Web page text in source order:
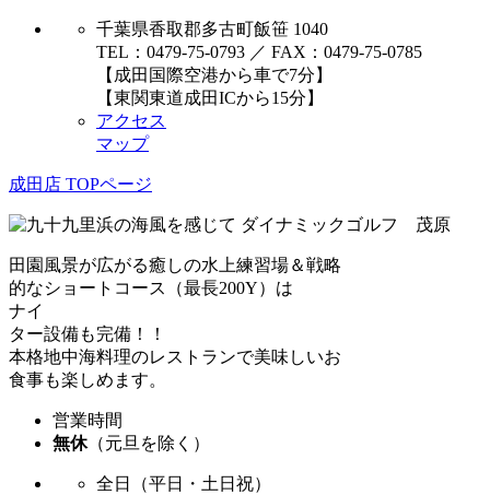
千葉県香取郡多古町飯笹 1040
TEL：0479-75-0793 ／ FAX：0479-75-0785
【成田国際空港から車で7分】
【東関東道成田ICから15分】
アクセス
マップ
成田店 TOPページ
田園風景が広がる癒しの水上練習場＆戦略
的なショートコース（最長200Y）は
ナイ
ター設備も完備！！
本格地中海料理のレストランで美味しいお
食事も楽しめます。
営業時間
無休（元旦を除く）
全日（平日・土日祝）